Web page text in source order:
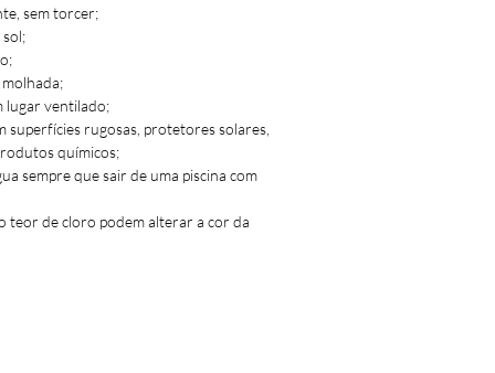
sem torcer;
lugar ventilado;
superfícies rugosas, protetores solares,
químicos;
sempre que sair de uma piscina com
teor de cloro podem alterar a cor da